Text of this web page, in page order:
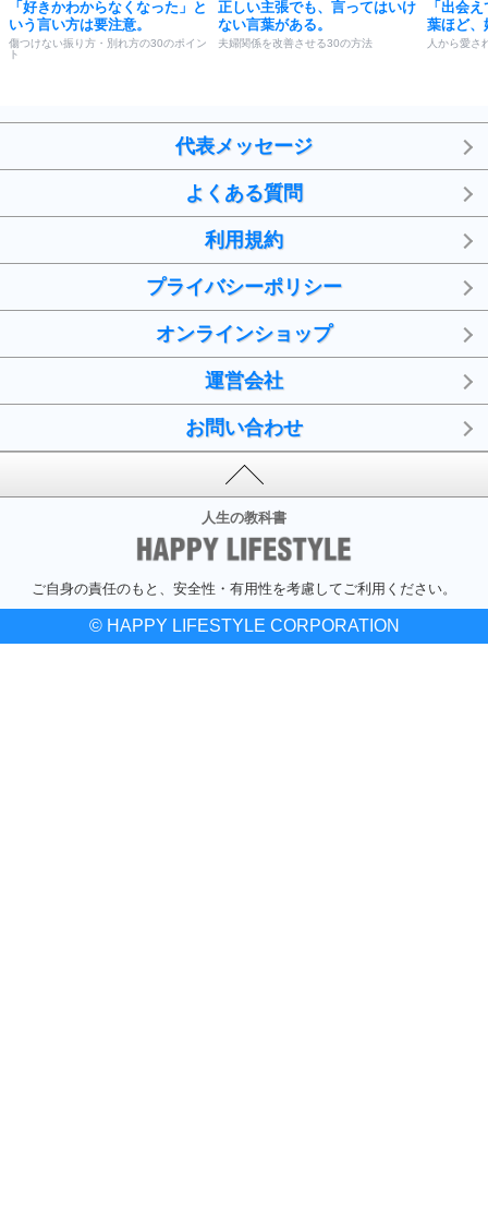
「好きかわからなくなった」と
いう言い方は要注意。
傷つけない振り方・別れ方の30のポイン
ト
正しい主張でも、言ってはいけ
ない言葉がある。
夫婦関係を改善させる30の方法
「出会
葉ほど、
人から愛さ
代表メッセージ
よくある質問
利用規約
プライバシーポリシー
オンラインショップ
運営会社
お問い合わせ
人生の教科書
ご自身の責任のもと、安全性・有用性を考慮してご利用ください。
© HAPPY LIFESTYLE CORPORATION